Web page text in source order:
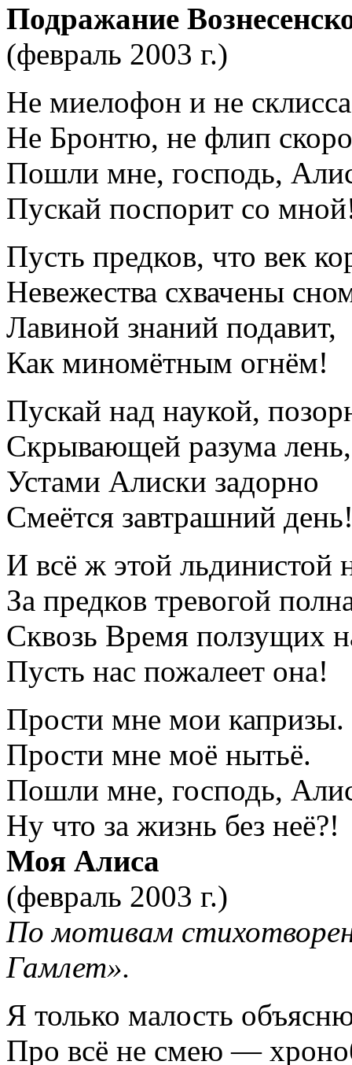
Подражание
(февраль 2003 г.)
Не миелофон и не
Не Бронтю, не флип
Пошли мне, господь,
Пускай поспорит со
Пусть предков, что век
Невежества схвачены
Лавиной знаний подавит,
Как миномётным огнём!
Пускай над наукой,
Скрывающей разума лень,
Устами Алиски задорно
Смеётся завтрашний
И всё ж этой
За предков тревогой
Сквозь Время ползущих
Пусть нас пожалеет она!
Прости мне мои капризы.
Прости мне моё нытьё.
Пошли мне, господь,
Ну что за жизнь без неё?!
Моя Алиса
(февраль 2003 г.)
По мотивам
Гамлет».
Я только малость
Про всё не смею —